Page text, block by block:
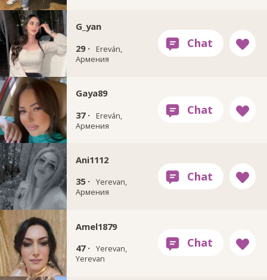
G_yan
29 ·
Ereván,
Армения
Gaya89
37 ·
Ereván,
Армения
Ani1112
35 · Yerevan,
Армения
Amel1879
47 · Yerevan,
Yerevan